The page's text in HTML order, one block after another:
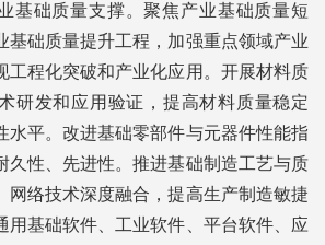
基础质量支撑。聚焦产业基础质量短
基础质量提升工程，加强重点领域产业
工程化突破和产业化应用。开展材料质
研发和应用验证，提高材料质量稳定
水平。改进基础零部件与元器件性能指
久性、先进性。推进基础制造工艺与质
网络技术深度融合，提高生产制造敏捷
用基础软件、工业软件、平台软件、应